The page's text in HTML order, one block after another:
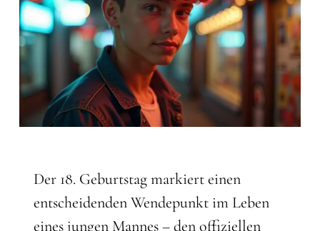
Der 18. Geburtstag markiert einen
entscheidenden Wendepunkt im Leben
eines jungen Mannes – den offiziellen